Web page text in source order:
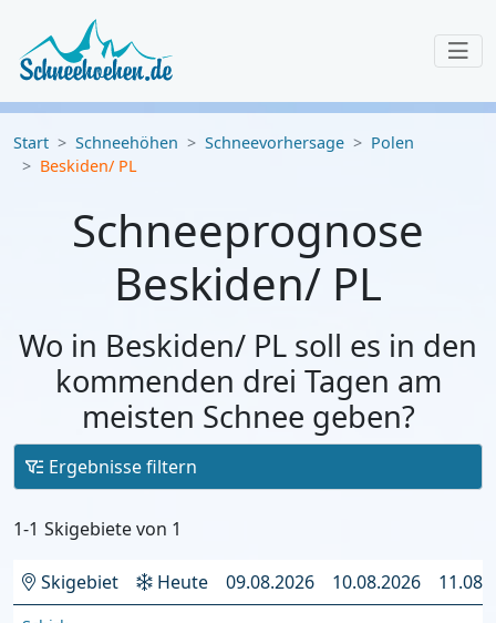
Start Schneehöhen Schneevorhersage
Polen
Beskiden/ PL
Schneeprognose
Beskiden/ PL
Wo in Beskiden/ PL soll es in den
kommenden drei Tagen am
meisten Schnee geben?
Ergebnisse filtern
1-1 Skigebiete von 1
Skigebiet Heute 09.08.2026 10.08.2026